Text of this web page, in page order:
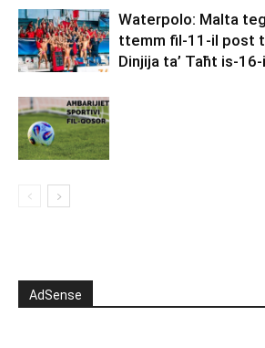
Waterpolo: Malta
ttemm fil-11-il post
Dinjija ta’ Taħt is-
AdSense